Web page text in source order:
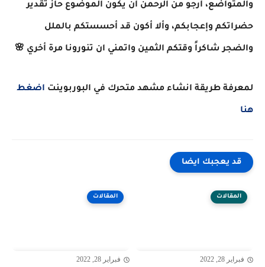
والمتواضع، أرجو من الرحمن أن يكون الموضوع حاز تقدير
حضراتكم وإعجابكم، وألا أكون قد أحسستكم بالملل
والضجر شاكراً وقتكم الثمين واتمني ان تنورونا مرة أخري 🌸
لمعرفة طريقة انشاء مشهد متحرك في البوربوينت اضغط
هنا
قد يعجبك ايضا
المقالات
فبراير 28, 2022
المقالات
فبراير 28, 2022